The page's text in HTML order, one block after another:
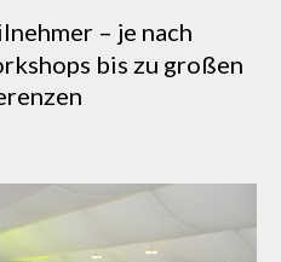
– je nach
bis zu großen